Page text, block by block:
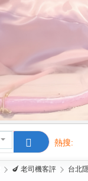
熱搜:
活動/交
› 🍆 老司機客評 › 台北